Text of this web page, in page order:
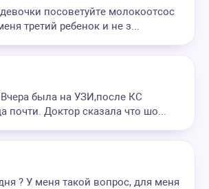
посоветуйте молокоотсос
третий ребенок и не з...
Вчера была на УЗИ,после КС
почти. Доктор сказала что шо...
? У меня такой вопрос, для меня